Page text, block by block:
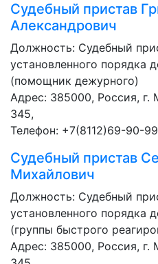
Судебный пристав
Александрович
Должность: Судебный
установленного порядка
(помощник дежурного)
Адрес: 385000, Россия, г.
345,
Телефон: +7(8112)69-90-99
Судебный пристав
Михайлович
Должность: Судебный
установленного порядка
(группы быстрого
Адрес: 385000, Россия, г.